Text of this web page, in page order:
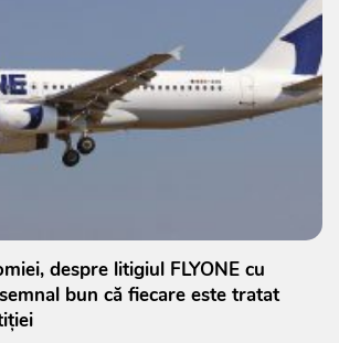
despre litigiul FLYONE cu
bun că fiecare este tratat